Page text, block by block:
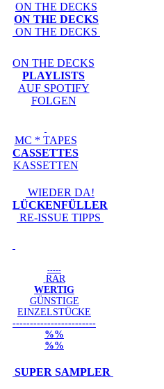
ON THE DECKS
ON THE DECKS
ON THE DECKS
ON THE DECKS
PLAYLISTS
AUF SPOTIFY
FOLGEN
MC * TAPES
CASSETTES
KASSETTEN
WIEDER DA!
LÜCKENFÜLLER
RE-ISSUE TIPPS
-----
RAR
WERTIG
GÜNSTIGE
EINZELSTÜCKE
------------------------
%%
%%
SUPER SAMPLER